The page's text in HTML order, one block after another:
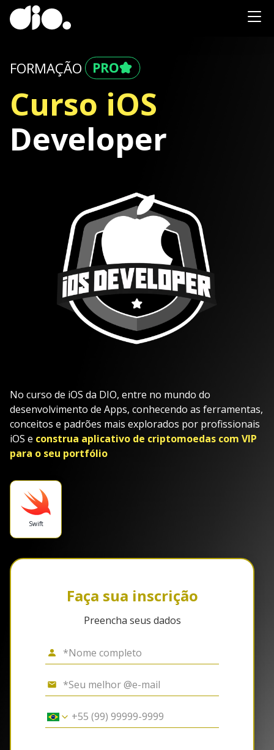
FORMAÇÃO
Curso iOS
Developer
No curso de iOS da DIO, entre no mundo do
desenvolvimento de Apps, conhecendo as ferramentas,
conceitos e padrões mais explorados por profissionais
iOS e construa aplicativo de criptomoedas com VIP
para o seu portfólio
Swift
Faça sua inscrição
Preencha seus dados